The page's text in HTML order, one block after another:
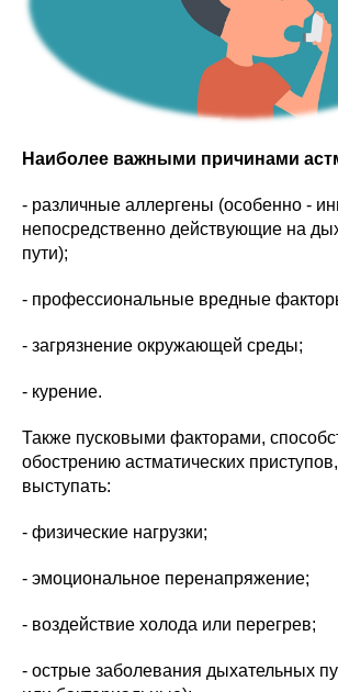
Наиболее важными причинами
- различные аллергены (особенно -
непосредственно действующие на
пути);
- профессиональные вредные
- загрязнение окружающей среды;
- курение.
Также пусковыми факторами,
обострению астматических
выступать:
- физические нагрузки;
- эмоциональное перенапряжение;
- воздействие холода или перегрев;
- острые заболевания дыхательных